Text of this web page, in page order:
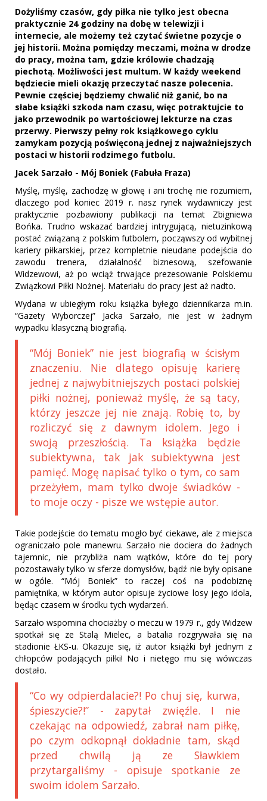
Dożyliśmy czasów, gdy piłka nie tylko jest obecna
praktycznie 24 godziny na dobę w telewizji i
internecie, ale możemy też czytać świetne pozycje o
jej historii. Można pomiędzy meczami, można w drodze
do pracy, można tam, gdzie królowie chadzają
piechotą. Możliwości jest multum. W każdy weekend
będziecie mieli okazję przeczytać nasze polecenia.
Pewnie częściej będziemy chwalić niż ganić, bo na
słabe książki szkoda nam czasu, więc potraktujcie to
jako przewodnik po wartościowej lekturze na czas
przerwy. Pierwszy pełny rok książkowego cyklu
zamykam pozycją poświęconą jednej z najważniejszych
postaci w historii rodzimego futbolu.
Jacek Sarzało - Mój Boniek (Fabuła Fraza)
Myślę, myślę, zachodzę w głowę i ani trochę nie rozumiem,
dlaczego pod koniec 2019 r. nasz rynek wydawniczy jest
praktycznie pozbawiony publikacji na temat Zbigniewa
Bońka. Trudno wskazać bardziej intrygującą, nietuzinkową
postać związaną z polskim futbolem, począwszy od wybitnej
kariery piłkarskiej, przez kompletnie nieudane podejścia do
zawodu trenera, działalność biznesową, szefowanie
Widzewowi, aż po wciąż trwające prezesowanie Polskiemu
Związkowi Piłki Nożnej. Materiału do pracy jest aż nadto.
Wydana w ubiegłym roku książka byłego dziennikarza m.in.
“Gazety Wyborczej” Jacka Sarzało, nie jest w żadnym
wypadku klasyczną biografią.
“Mój Boniek” nie jest biografią w ścisłym
znaczeniu. Nie dlatego opisuję karierę
jednej z najwybitniejszych postaci polskiej
piłki nożnej, ponieważ myślę, że są tacy,
którzy jeszcze jej nie znają. Robię to, by
rozliczyć się z dawnym idolem. Jego i
swoją przeszłością. Ta książka będzie
subiektywna, tak jak subiektywna jest
pamięć. Mogę napisać tylko o tym, co sam
przeżyłem, mam tylko dwoje świadków -
to moje oczy - pisze we wstępie autor.
Takie podejście do tematu mogło być ciekawe, ale z miejsca
ograniczało pole manewru. Sarzało nie dociera do żadnych
tajemnic, nie przybliża nam wątków, które do tej pory
pozostawały tylko w sferze domysłów, bądź nie były opisane
w ogóle. “Mój Boniek” to raczej coś na podobiznę
pamiętnika, w którym autor opisuje życiowe losy jego idola,
będąc czasem w środku tych wydarzeń.
Sarzało wspomina chociażby o meczu w 1979 r., gdy Widzew
spotkał się ze Stalą Mielec, a batalia rozgrywała się na
stadionie ŁKS-u. Okazuje się, iż autor książki był jednym z
chłopców podających piłki! No i nietęgo mu się wówczas
dostało.
“Co wy odpierdalacie?! Po chuj się, kurwa,
śpieszycie?!” - zapytał zwięźle. I nie
czekając na odpowiedź, zabrał nam piłkę,
po czym odkopnął dokładnie tam, skąd
przed chwilą ją ze Sławkiem
przytargaliśmy - opisuje spotkanie ze
swoim idolem Sarzało.